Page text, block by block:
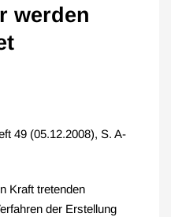
werden
49 (05.12.2008), S. A-
Kraft tretenden
der Erstellung